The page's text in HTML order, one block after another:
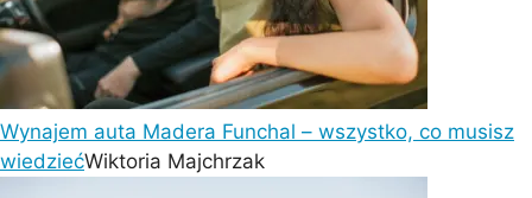
Wynajem auta Madera Funchal – wszystko, co musisz
wiedziećWiktoria Majchrzak